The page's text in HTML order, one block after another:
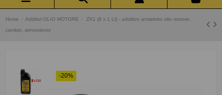
Home Additivi OLIO MOTORE
ZX1 (8 x 1 Lt) - additivo antiattrito olio motore,
cambio, servosterzo
-20%